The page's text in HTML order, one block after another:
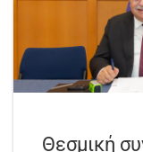
Θεσμική